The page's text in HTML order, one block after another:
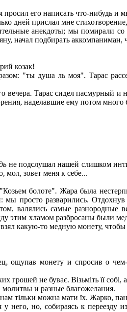
его написать что-нибудь и
дней прислал мне
анекдоты; мы помирали со
начал подбирать аккомпаниман,
козак!
"ты душа ль моя". Тарас
вечера. Тарас сидел
наделавшие ему потом много
не подслушал нашей слишком
мол, зовет меня к себе...
болоте". Жара была
просто разварились.
валялись самые разнородные
этим хламом разбросаны были
какую-то медную монету, чтобы
монету и спросив о
грошей не буває. Візьміть її
и разные благожелания.
тільки можна мати їх. Жарко,
него, но, собираясь к